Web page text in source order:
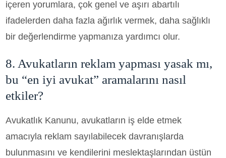
içeren yorumlara, çok genel ve aşırı abartılı
ifadelerden daha fazla ağırlık vermek, daha sağlıklı
bir değerlendirme yapmanıza yardımcı olur.
8. Avukatların reklam yapması yasak mı,
bu “en iyi avukat” aramalarını nasıl
etkiler?
Avukatlık Kanunu, avukatların iş elde etmek
amacıyla reklam sayılabilecek davranışlarda
bulunmasını ve kendilerini meslektaşlarından üstün